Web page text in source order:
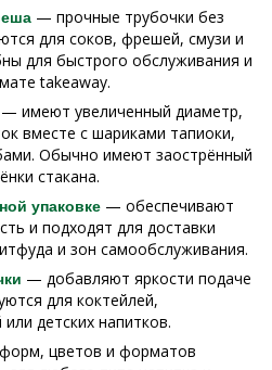
— прочные трубочки без
для соков, фрешей, смузи и
для быстрого обслуживания и
takeaway.
— имеют увеличенный диаметр,
вместе с шариками тапиоки,
Обычно имеют заострённый
стакана.
упаковке — обеспечивают
и подходят для доставки
и зон самообслуживания.
— добавляют яркости подаче
для коктейлей,
детских напитков.
цветов и форматов